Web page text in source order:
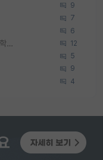
9
7
6
우리나라도 학구 열풍보면 Higher Doctorate 학위가 필요하다고 봅니다. 12
5
9
4